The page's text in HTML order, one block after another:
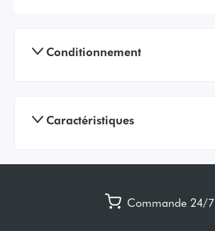
Conditionnement
Caractéristiques
Commande 24/7